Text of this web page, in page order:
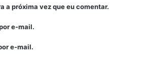
a próxima vez que eu comentar.
e-mail.
e-mail.